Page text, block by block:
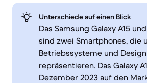
Unterschiede auf einen Blick
Das Samsung Galaxy A15
sind zwei Smartphones, die
Betriebssysteme und
repräsentieren. Das Galaxy
Dezember 2023 auf den